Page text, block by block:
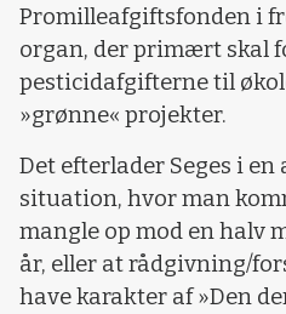
Promilleafgiftsfonden i
organ, der primært skal
pesticidafgifterne til
»grønne« projekter.
Det efterlader Seges i
situation, hvor man
mangle op mod en halv
år, eller at rådgivning/
have karakter af »Den